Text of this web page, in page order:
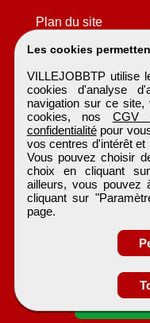
Les cookies
VILLEJOBBTP utilise
cookies d'analyse
navigation sur ce
cookies, nos CGV
confidentialitépour
vos centres d'intérêt
Vous pouvez choisir
choix en cliquant
ailleurs, vous pouvez
cliquant sur
page.
Plan du site
Tous droits